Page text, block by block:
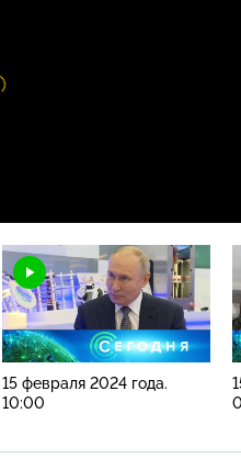
Видео
15 февраля 2024 года.
10:00